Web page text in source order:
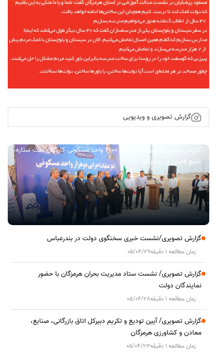
گزارش تصویری و ویدیویی
گزارش تصویری/ آیین کلنگ زنی ۲۰۰۰ واحد مسکونی کارکنان نفت ستاره
خلیج فارس در هرمزگان
گزارش تصویری/نشست خبری سخنگوی دولت در بندرعباس
زمان مطالعه 1 دقیقه 05/04/29
گزارش تصویری/ نشست ستاد مدیریت بحران هرمزگان با حضور
نمایندگان دولت
زمان مطالعه 1 دقیقه 05/04/28
گزارش تصویری/ آیین تودیع و تکریم دبیرکل اتاق بازرگانی، صنایع،
معادن و کشاورزی هرمزگان
زمان مطالعه 1 دقیقه 05/04/23